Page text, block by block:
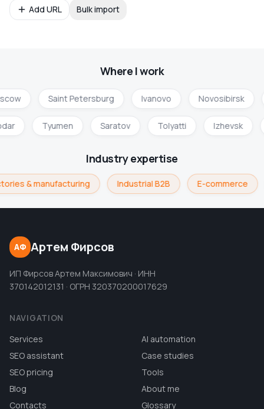
Add URL Bulk import
Where I work
Saint Petersburg Ivanovo Novosibirsk
Tyumen Saratov Tolyatti Izhevsk
Industry expertise
& manufacturing Industrial B2B E-commerce
АФ Артем Фирсов
ИП Фирсов Артем Максимович · ИНН
370142012131 · ОГРН 320370200017629
NAVIGATION
Services
AI automation
SEO assistant
Case studies
SEO pricing
Tools
Blog
About me
Contacts
Glossary